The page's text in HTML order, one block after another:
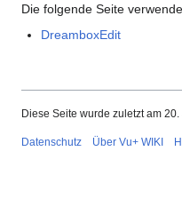
Die folgende Seite
DreamboxEdit
Diese Seite wurde zuletzt am
Datenschutz Über Vu+ WIKI